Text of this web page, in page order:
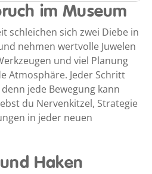
im Museum
schleichen sich zwei Diebe in
nehmen wertvolle Juwelen
und viel Planung
Atmosphäre. Jeder Schritt
jede Bewegung kann
du Nervenkitzel, Strategie
in jeder neuen
Haken